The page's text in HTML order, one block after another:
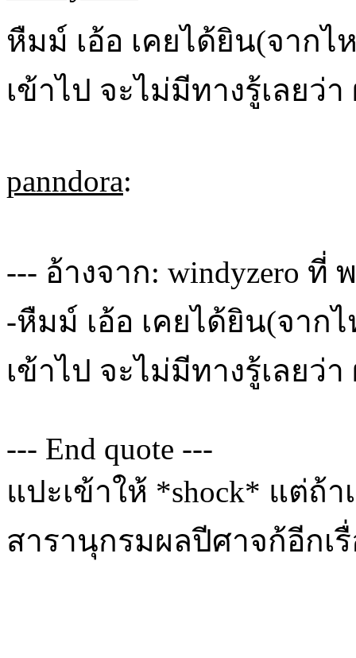
หืมม์ เอ้อ เคยได้ยิน(จาก
เข้าไป จะไม่มีทางรู้เลยว่
panndora:
--- อ้างจาก: windyzero ที่
-หืมม์ เอ้อ เคยได้ยิน(จาก
เข้าไป จะไม่มีทางรู้เลยว่
--- End quote ---
แปะเข้าให้ *shock* แต่ถ้
สารานุกรมผลปีศาจก้อีกเ